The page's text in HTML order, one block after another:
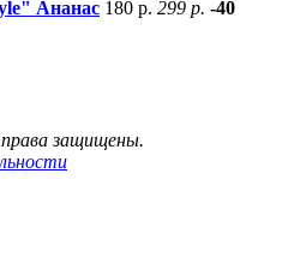
Ананас 180 р. 299 р. -40
защищены.